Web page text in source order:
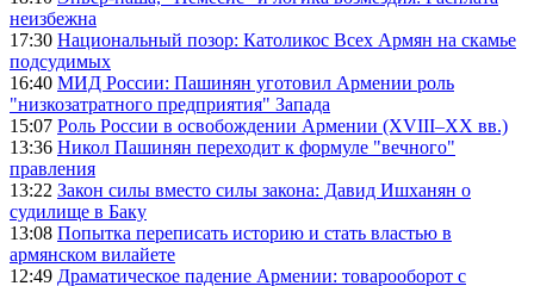
неизбежна
17:30 Национальный позор: Католикос Всех Армян на скамье
подсудимых
16:40 МИД России: Пашинян уготовил Армении роль
"низкозатратного предприятия" Запада
15:07 Роль России в освобождении Армении (XVIII–XX вв.)
13:36 Никол Пашинян переходит к формуле "вечного"
правления
13:22 Закон силы вместо силы закона: Давид Ишханян о
судилище в Баку
13:08 Попытка переписать историю и стать властью в
армянском вилайете
12:49 Драматическое падение Армении: товарооборот с